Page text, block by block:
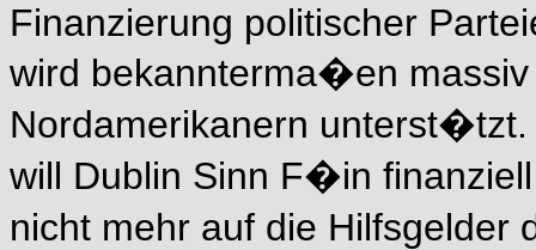
Finanzierung politischer
wird bekannterma�en
Nordamerikanern
will Dublin Sinn F�in
nicht mehr auf die